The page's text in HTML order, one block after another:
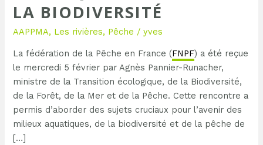
LA BIODIVERSITÉ
AAPPMA, Les rivières, Pêche /yves
La fédération de la Pêche en France (FNPF) a été reçue
le mercredi 5 février par Agnès Pannier-Runacher,
ministre de la Transition écologique, de la Biodiversité,
de la Forêt, de la Mer et de la Pêche. Cette rencontre a
permis d’aborder des sujets cruciaux pour l’avenir des
milieux aquatiques, de la biodiversité et de la pêche de
[…]
biodiversité